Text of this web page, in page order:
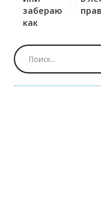
забераю
как